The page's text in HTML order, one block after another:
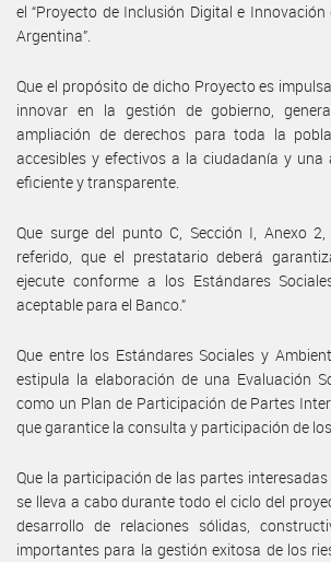
el “Proyecto de Inclusión Digital e
Argentina”.
Que el propósito de dicho Proyecto es
innovar en la gestión de gobierno,
ampliación de derechos para toda la
accesibles y efectivos a la ciudadanía y
eficiente y transparente.
Que surge del punto C, Sección I, Anexo
referido, que el prestatario deberá
ejecute conforme a los Estándares
aceptable para el Banco.”
Que entre los Estándares Sociales y
estipula la elaboración de una Evaluación
como un Plan de Participación de Partes
que garantice la consulta y participación de
Que la participación de las partes
se lleva a cabo durante todo el ciclo del
desarrollo de relaciones sólidas,
importantes para la gestión exitosa de los